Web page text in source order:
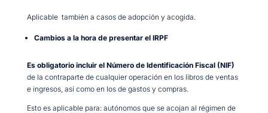
Aplicable también a casos de adopción y acogida.
Cambios a la hora de presentar el IRPF
Es obligatorio incluir el Número de Identificación Fiscal (NIF)
de la contraparte de cualquier operación en los libros de ventas
e ingresos, así como en los de gastos y compras.
Esto es aplicable para: autónomos que se acojan al régimen de